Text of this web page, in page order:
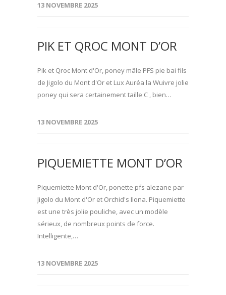
13 NOVEMBRE 2025
PIK ET QROC MONT D’OR
Pik et Qroc Mont d'Or, poney mâle PFS pie bai fils
de Jigolo du Mont d'Or et Lux Auréa la Wuivre jolie
poney qui sera certainement taille C , bien…
13 NOVEMBRE 2025
PIQUEMIETTE MONT D’OR
Piquemiette Mont d'Or, ponette pfs alezane par
Jigolo du Mont d'Or et Orchid's Ilona. Piquemiette
est une très jolie pouliche, avec un modèle
sérieux, de nombreux points de force.
Intelligente,…
13 NOVEMBRE 2025